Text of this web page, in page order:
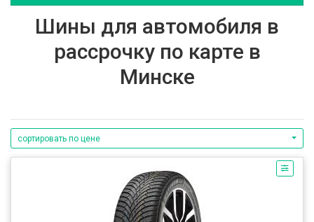
Шины для автомобиля в
рассрочку по карте в
Минске
сортировать по цене